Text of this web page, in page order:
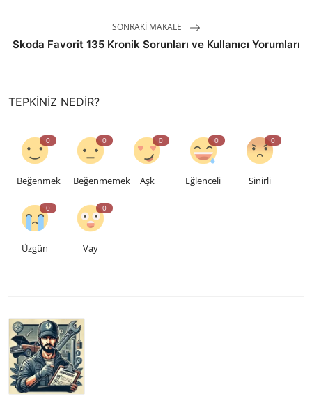
SONRAKI MAKALE
Skoda Favorit 135 Kronik Sorunları ve Kullanıcı Yorumları
TEPKINIZ NEDIR?
0
Beğenmek
0
Beğenmemek
0
Aşk
0
Eğlenceli
0
Sinirli
0
Üzgün
0
Vay